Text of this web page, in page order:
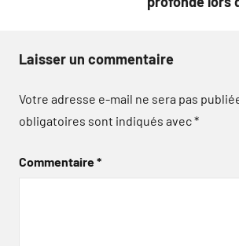
Laisser un commentaire
Votre adresse e-mail ne sera pas
obligatoires sont indiqués avec*
Commentaire*